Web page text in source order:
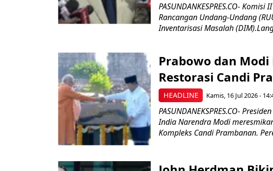
PASUNDANKESPRES.CO-
Rancangan Undang-Undang
Inventarisasi Masalah
HEADLINE
Prabowo dan Modi
Restorasi Candi
Kamis, 16 Jul 2026 -
PASUNDANEKSPRES.CO-
India Narendra Modi
Kompleks Candi Prambanan.